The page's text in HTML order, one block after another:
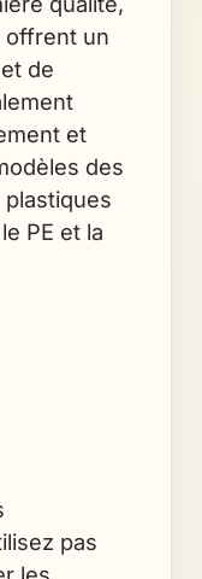
offrent un
de
et
des
PE et la
pas